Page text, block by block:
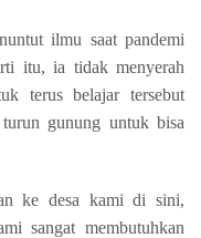
ilmu saat pandemi
itu, ia tidak menyerah
terus belajar tersebut
gunung untuk bisa
ke desa kami di sini,
sangat membutuhkan